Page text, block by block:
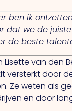
ben ik
dat we de
de beste
van
versterkt door
Zeweten als
en door